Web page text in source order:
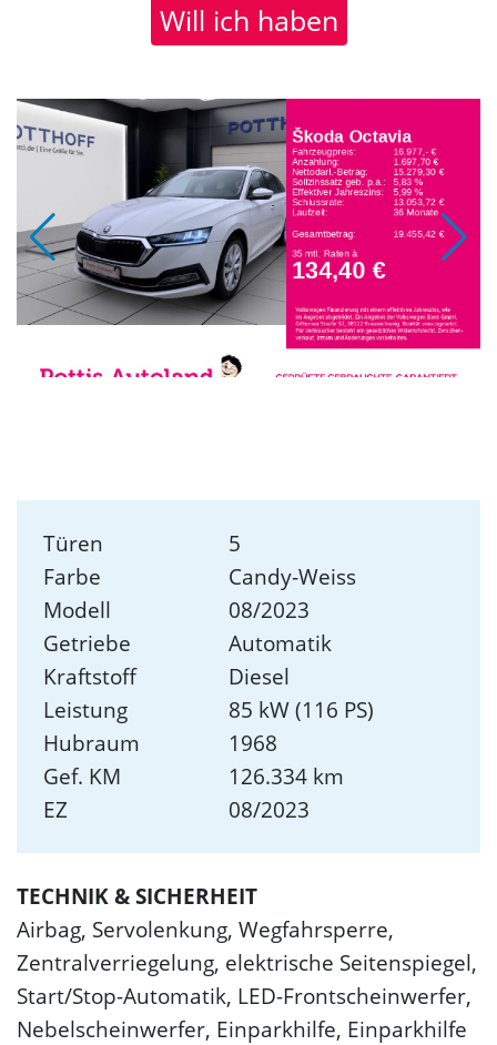
Will ich haben
Türen
5
Farbe
Candy-Weiss
Modell
08/2023
Getriebe
Automatik
Kraftstoff
Diesel
Leistung
85 kW (116 PS)
Hubraum
1968
Gef. KM
126.334 km
EZ
08/2023
TECHNIK & SICHERHEIT
Airbag, Servolenkung, Wegfahrsperre,
Zentralverriegelung, elektrische Seitenspiegel,
Start/Stop-Automatik, LED-Frontscheinwerfer,
Nebelscheinwerfer, Einparkhilfe, Einparkhilfe